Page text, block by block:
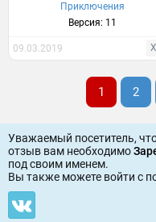
Приключения
Версия: 11
09.03.2019
1 2
Уважаемый посетитель,
отзыв вам необходимо
под своим именем.
Вы также можете войти c